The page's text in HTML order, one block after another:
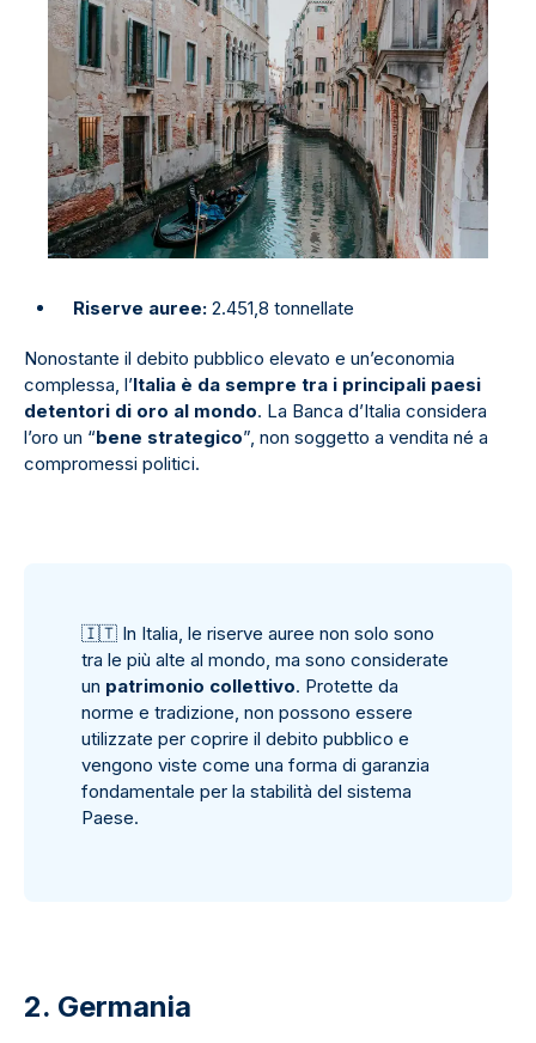
Riserve auree: 2.451,8 tonnellate
Nonostante il debito pubblico elevato e un’economia
complessa, l’Italia è da sempre tra i principali paesi
detentori di oro al mondo. La Banca d’Italia considera
l’oro un “bene strategico”, non soggetto a vendita né a
compromessi politici.
🇮🇹 In Italia, le riserve auree non solo sono
tra le più alte al mondo, ma sono considerate
un patrimonio collettivo. Protette da
norme e tradizione, non possono essere
utilizzate per coprire il debito pubblico e
vengono viste come una forma di garanzia
fondamentale per la stabilità del sistema
Paese.
2. Germania